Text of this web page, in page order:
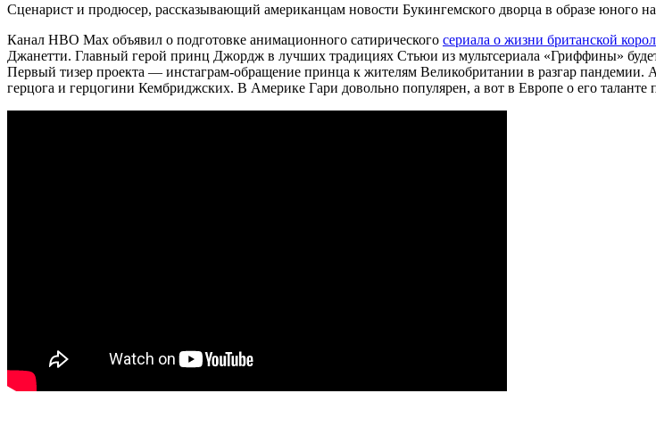
Сценарист и продюсер, рассказывающий американцам новости Букингемского дворца в образе юного
Канал HBO Max объявил о подготовке анимационного сатирического сериала о жизни британской
Джанетти. Главный герой принц Джордж в лучших традициях Стьюи из мультсериала «Гриффины»
Первый тизер проекта — инстаграм-обращение принца к жителям Великобритании в разгар
герцога и герцогини Кембриджских. В Америке Гари довольно популярен, а вот в Европе о его таланте